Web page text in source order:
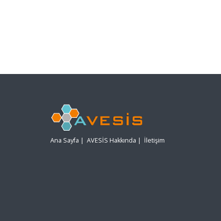
Ana Sayfa | AVESİS Hakkında | İletişim